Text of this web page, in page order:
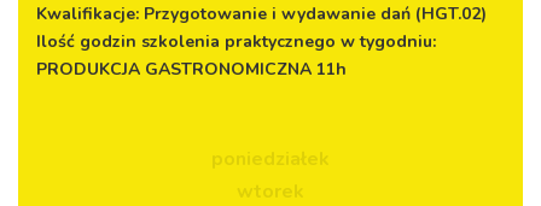
Kwalifikacje: Przygotowanie i wydawanie dań (HGT.02)
Ilość godzin szkolenia praktycznego w tygodniu:
PRODUKCJA GASTRONOMICZNA 11h
poniedziałek
wtorek